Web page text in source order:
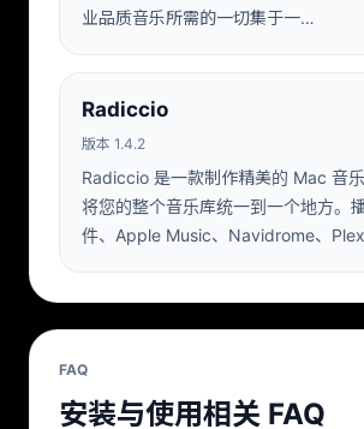
业品质音乐所需的一切集于一…
Radiccio
版本 1.4.2
Radiccio 是一款制作精美的 Mac 音
将您的整个音乐库统一到一​​个地方。
件、Apple Music、Navidrome、
FAQ
安装与使用相关 FAQ